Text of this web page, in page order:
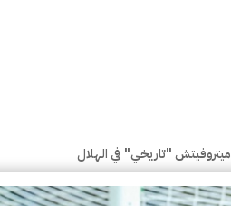
ميتروفيتش "تاريخي" في الهلال